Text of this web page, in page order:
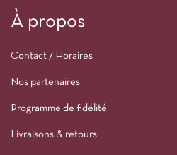
À propos
Contact / Horaires
Nos partenaires
Programme de fidélité
Livraisons & retours